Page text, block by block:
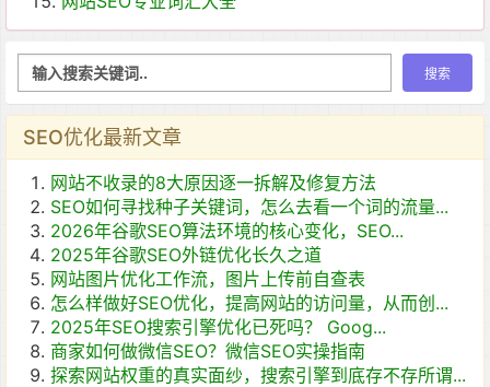
SEO优化最新文章
网站不收录的8大原因逐一拆解及修复方法
SEO如何寻找种子关键词，怎么去看一个词的流量...
2026年谷歌SEO算法环境的核心变化，SEO...
2025年谷歌SEO外链优化长久之道
网站图片优化工作流，图片上传前自查表
怎么样做好SEO优化，提高网站的访问量，从而创...
2025年SEO搜索引擎优化已死吗？ Goog...
商家如何做微信SEO？微信SEO实操指南
探索网站权重的真实面纱，搜索引擎到底存不存所谓...